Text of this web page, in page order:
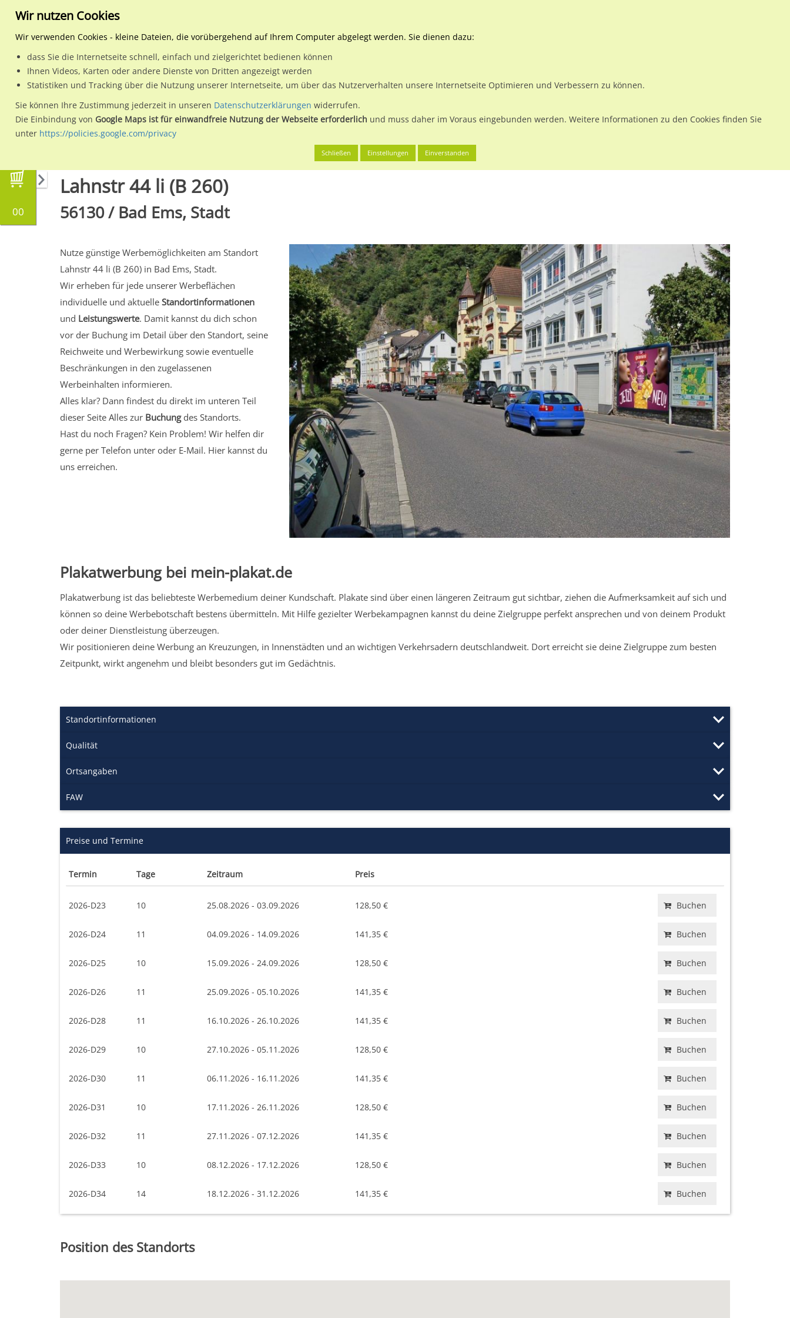
Planen & Buchen Plakatwerbung
Wähle den Werbestandort:
00
Lahnstr 44 li (B 260)
Lahnstr 44 li (B 260)
56130 / Bad Ems, Stadt
Nutze günstige Werbemöglichkeiten am Standort
Lahnstr 44 li (B 260) in Bad Ems, Stadt.
Wir erheben für jede unserer Werbeflächen
individuelle und aktuelle Standortinformationen
und Leistungswerte. Damit kannst du dich schon
vor der Buchung im Detail über den Standort, seine
Reichweite und Werbewirkung sowie eventuelle
Beschränkungen in den zugelassenen
Werbeinhalten informieren.
Alles klar? Dann findest du direkt im unteren Teil
dieser Seite Alles zur Buchungdes Standorts.
Hast du noch Fragen? Kein Problem! Wir helfen dir
gerne per Telefon unter oder E-Mail. Hier kannst du
uns erreichen.
Plakatwerbung bei mein-plakat.de
Plakatwerbung ist das beliebteste Werbemedium deiner Kundschaft. Plakate sind über einen längeren Zeitraum gut sichtbar, ziehen die Aufmerksamkeit auf sich und
können so deine Werbebotschaft bestens übermitteln. Mit Hilfe gezielter Werbekampagnen kannst du deine Zielgruppe perfekt ansprechen und von deinem Produkt
oder deiner Dienstleistung überzeugen.
Wir positionieren deine Werbung an Kreuzungen, in Innenstädten und an wichtigen Verkehrsadern deutschlandweit. Dort erreicht sie deine Zielgruppe zum besten
Zeitpunkt, wirkt angenehm und bleibt besonders gut im Gedächtnis.
Standortinformationen
Qualität
Ortsangaben
FAW
Preise und Termine
Termin Tage Zeitraum Preis
2026-D23 10 25.08.2026 - 03.09.2026 128,50 € Buchen
2026-D24 11 04.09.2026 - 14.09.2026 141,35 € Buchen
2026-D25 10 15.09.2026 - 24.09.2026 128,50 € Buchen
2026-D26 11 25.09.2026 - 05.10.2026 141,35 € Buchen
2026-D28 11 16.10.2026 - 26.10.2026 141,35 € Buchen
2026-D29 10 27.10.2026 - 05.11.2026 128,50 € Buchen
2026-D30 11 06.11.2026 - 16.11.2026 141,35 € Buchen
2026-D31 10 17.11.2026 - 26.11.2026 128,50 € Buchen
2026-D32 11 27.11.2026 - 07.12.2026 141,35 € Buchen
2026-D33 10 08.12.2026 - 17.12.2026 128,50 € Buchen
2026-D34 14 18.12.2026 - 31.12.2026 141,35 € Buchen
Position des Standorts
Wir nutzen Cookies
Wir verwenden Cookies - kleine Dateien, die vorübergehend auf Ihrem Computer abgelegt werden. Sie dienen dazu:
dass Sie die Internetseite schnell, einfach und zielgerichtet bedienen können
Ihnen Videos, Karten oder andere Dienste von Dritten angezeigt werden
Statistiken und Tracking über die Nutzung unserer Internetseite, um über das Nutzerverhalten unsere Internetseite Optimieren und Verbessern zu können.
Sie können Ihre Zustimmung jederzeit in unseren Datenschutzerklärungen widerrufen.
Die Einbindung von Google Maps ist für einwandfreie Nutzung der Webseite erforderlich und muss daher im Voraus eingebunden werden. Weitere Informationen zu den Cookies finden Sie
unter https://policies.google.com/privacy
Schließen Einstellungen Einverstanden